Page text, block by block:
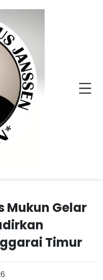
Mukun Gelar
Timur